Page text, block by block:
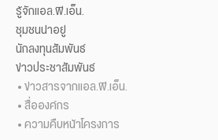
รู้จักแอล.พี.เอ็น.
ชุมชนน่าอยู่
นักลงทุนสัมพันธ์
ข่าวประชาสัมพันธ์
ข่าวสารจากแอล.พี.เอ็น.
สื่อองค์กร
ความคืบหน้าโครงการ